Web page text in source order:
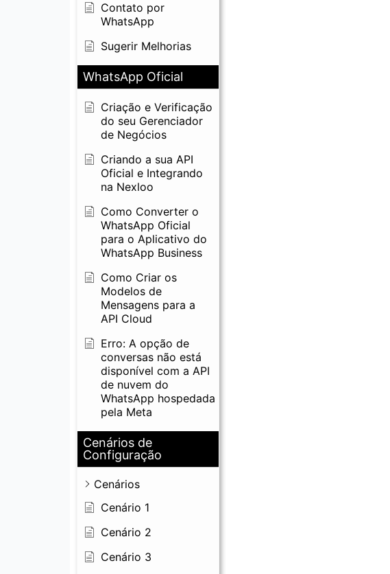
Contato por
WhatsApp
Sugerir Melhorias
WhatsApp Oficial
Criação e Verificação
do seu Gerenciador
de Negócios
Criando a sua API
Oficial e Integrando
na Nexloo
Como Converter o
WhatsApp Oficial
para o Aplicativo do
WhatsApp Business
Como Criar os
Modelos de
Mensagens para a
API Cloud
Erro: A opção de
conversas não está
disponível com a API
de nuvem do
WhatsApp hospedada
pela Meta
Cenários de
Configuração
Cenários
Cenário 1
Cenário 2
Cenário 3